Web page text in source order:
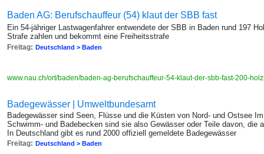
Baden AG: Berufschauffeur (54) klaut der SBB fast
Ein 54-jähriger Lastwagenfahrer entwendete der SBB in Baden rund 197
Strafe zahlen und bekommt eine Freiheitsstrafe
Freitag: Deutschland > Baden
www.nau.ch/ort/baden/baden-ag-berufschauffeur-54-klaut-der-sbb-fast-200-
Badegewässer | Umweltbundesamt
Badegewässer sind Seen, Flüsse und die Küsten von Nord- und Ostsee
Schwimm- und Badebecken sind sie also Gewässer oder Teile davon, die
In Deutschland gibt es rund 2000 offiziell gemeldete Badegewässer
Freitag: Deutschland > Baden